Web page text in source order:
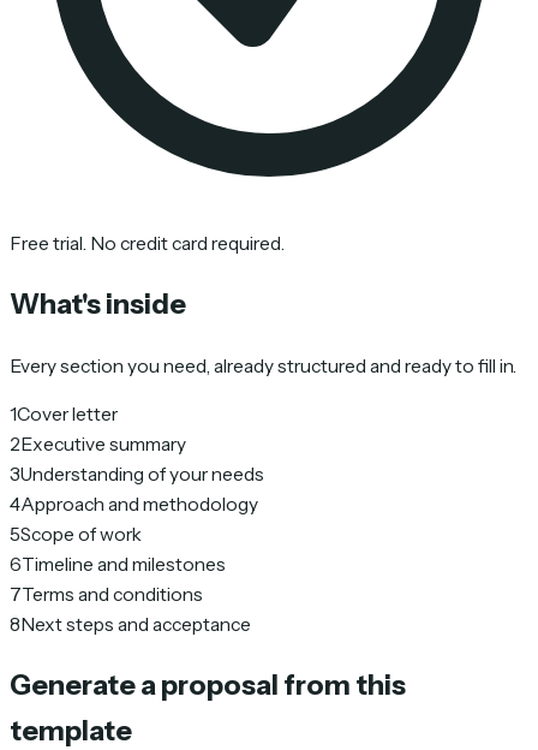
Free trial. No credit card required.
What's inside
Every section you need, already structured and ready to fill in.
1Cover letter
2Executive summary
3Understanding of your needs
4Approach and methodology
5Scope of work
6Timeline and milestones
7Terms and conditions
8Next steps and acceptance
Generate a proposal from this
template